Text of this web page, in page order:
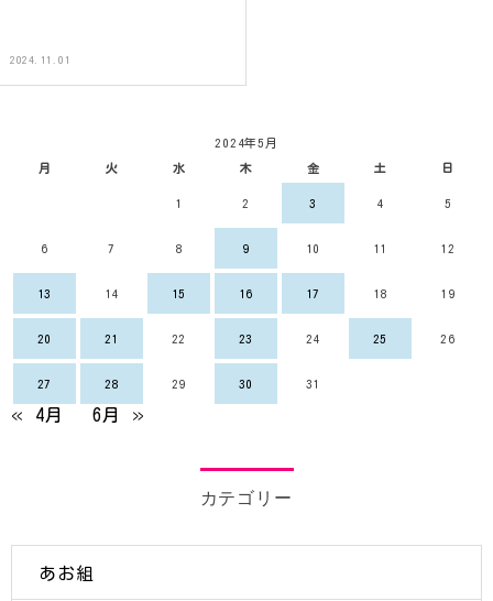
2024.11.01
2024年5月
月 火 水 木 金 土 日
1 2 3 4 5
6 7 8 9 10 11 12
13 14 15 16 17 18 19
20 21 22 23 24 25 26
27 28 29 30 31
« 4月 6月 »
カテゴリー
あお組